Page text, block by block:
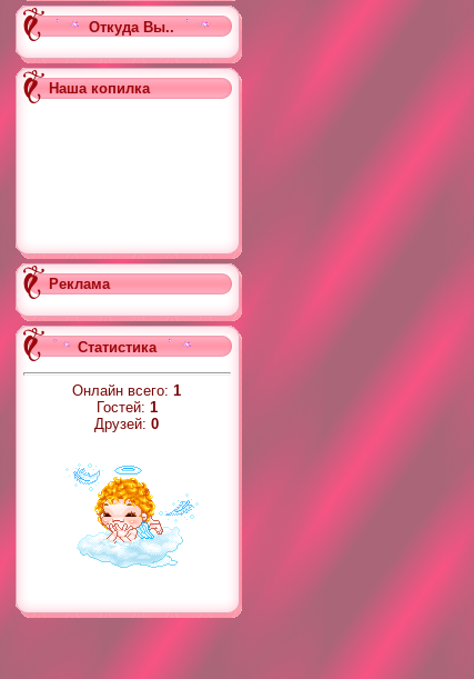
Откуда Вы..
Наша копилка
Реклама
Статистика
Онлайн всего: 1
Гостей: 1
Друзей: 0